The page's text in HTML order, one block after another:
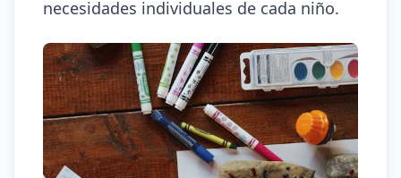
necesidades individuales de cada niño.